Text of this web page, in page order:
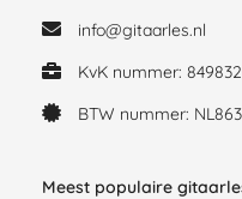
info@gitaarles.nl
KvK nummer:
BTW nummer:
Meest populaire